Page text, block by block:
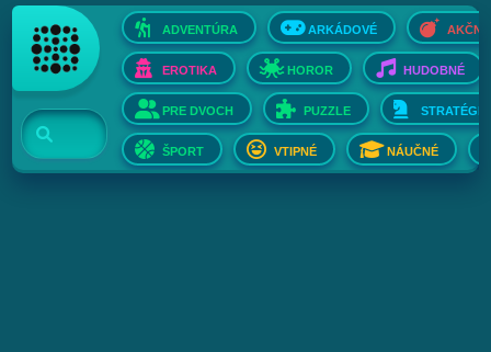
ADVENTÚRA ARKÁDOVÉ AKČNÉ
EROTIKA HOROR HUDOBNÉ
PRE DVOCH PUZZLE STRATÉGIE
ŠPORT VTIPNÉ NÁUČNÉ